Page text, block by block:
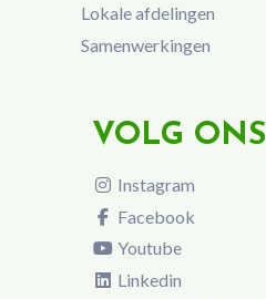
Lokale afdelingen
Samenwerkingen
VOLG ONS
Instagram
Facebook
Youtube
Linkedin